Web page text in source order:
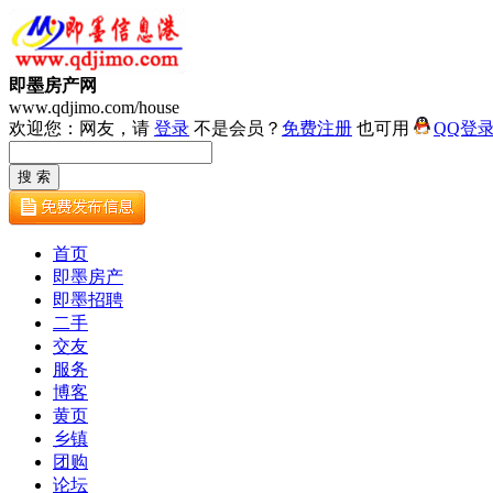
即墨房产网
www.qdjimo.com/house
欢迎您：网友，请 登录 不是会员？ 免费注册 也可用 QQ登
首页
即墨房产
即墨招聘
二手
交友
服务
博客
黄页
乡镇
团购
论坛